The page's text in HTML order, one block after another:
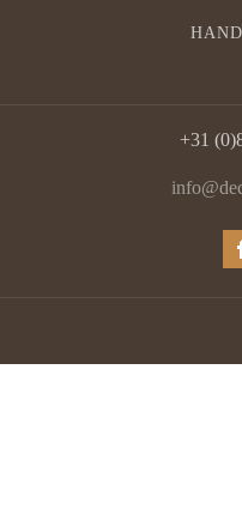
+31